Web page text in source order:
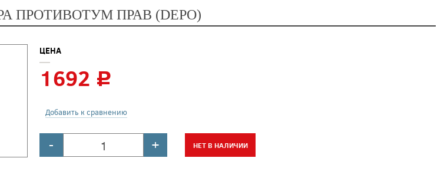
ПРОТИВОТУМ ПРАВ (DEPO)
ЦЕНА
1692 c
Добавить к сравнению
- + НЕТ В НАЛИЧИИ